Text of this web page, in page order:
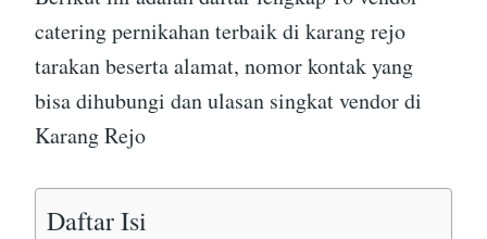
catering pernikahan terbaik di karang rejo
tarakan beserta alamat, nomor kontak yang
bisa dihubungi dan ulasan singkat vendor di
Karang Rejo
Daftar Isi